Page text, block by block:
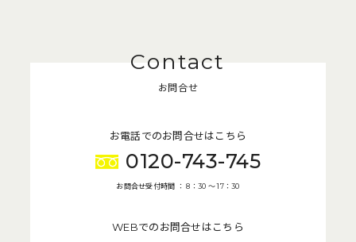
お問合せ
お電話でのお問合せはこちら
0120-743-745
お問合せ受付時間 ： 8：30 〜 17：30
WEBでのお問合せはこちら